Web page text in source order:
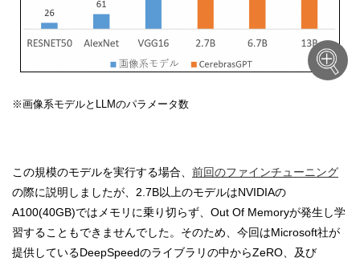
※画像系モデルとLLMのパラメータ数
この規模のモデルを実行する場合、 前回のファインチューニング
の際に説明しましたが、2.7B以上のモデルはNVIDIAの
A100(40GB)ではメモリに乗り切らず、Out Of Memoryが発生し学
習することもできませんでした。そのため、今回はMicrosoft社が
提供しているDeepSpeedのライブラリの中からZeRO、及び